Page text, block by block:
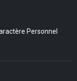
Personnel